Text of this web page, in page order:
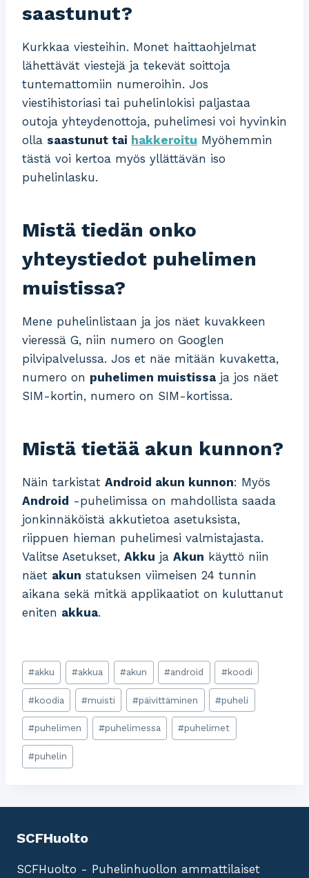
saastunut?
Kurkkaa viesteihin. Monet haittaohjelmat
lähettävät viestejä ja tekevät soittoja
tuntemattomiin numeroihin. Jos
viestihistoriasi tai puhelinlokisi paljastaa
outoja yhteydenottoja, puhelimesi voi hyvinkin
olla saastunut tai hakkeroitu Myöhemmin
tästä voi kertoa myös yllättävän iso
puhelinlasku.
Mistä tiedän onko
yhteystiedot puhelimen
muistissa?
Mene puhelinlistaan ja jos näet kuvakkeen
vieressä G, niin numero on Googlen
pilvipalvelussa. Jos et näe mitään kuvaketta,
numero on puhelimen muistissa ja jos näet
SIM-kortin, numero on SIM-kortissa.
Mistä tietää akun kunnon?
Näin tarkistat Android akun kunnon: Myös
Android -puhelimissa on mahdollista saada
jonkinnäköistä akkutietoa asetuksista,
riippuen hieman puhelimesi valmistajasta.
Valitse Asetukset, Akku ja Akun käyttö niin
näet akun statuksen viimeisen 24 tunnin
aikana sekä mitkä applikaatiot on kuluttanut
eniten akkua.
Post
Tags:
#akku #akkua #akun #android #koodi
#koodia #muisti #päivittäminen #puheli
#puhelimen #puhelimessa #puhelimet
#puhelin
SCFHuolto
SCFHuolto - Puhelinhuollon ammattilaiset